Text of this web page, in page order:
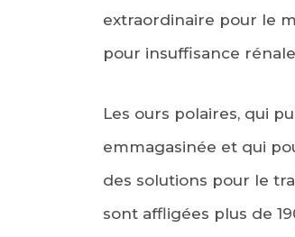
extraordinaire pour le
pour insuffisance
Les ours polaires, qui
emmagasinée et qui
des solutions pour le
sont affligées plus de